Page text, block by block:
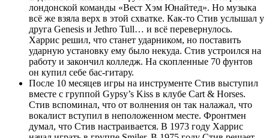
лондонской команды «Вест Хэм Юнайтед». Но музыка
всё же взяла верх в этой схватке. Как-то Стив услышал у
друга Genesis и Jethro Tull… и всё перевернулось.
Харрис решил, что станет ударником, но поставить
ударную установку ему было некуда. Стив устроился на
работу и закончил колледж. На скопленные 70 фунтов
он купил себе бас-гитару.
После 10 месяцев игры на инструменте Стив выступил
вместе с группой Gypsy’s Kiss в клубе Cart & Horses.
Стив вспоминал, что от волнения он так налажал, что
вокалист вступил в неположенном месте. Фронтмен
думал, что Стив настраивается. В 1973 году Харрис